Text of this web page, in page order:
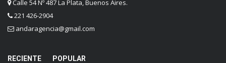
Calle 54 Nº 487 La Plata, Buenos Aires.
221 426-2904
andaragencia@gmail.com
RECIENTE POPULAR